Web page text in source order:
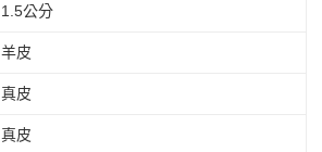
1.5公分
羊皮
真皮
真皮